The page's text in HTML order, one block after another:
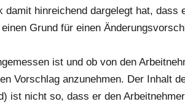
hinreichend dargelegt hat, dass
Grund für einen
ist und ob von den
Vorschlag anzunehmen. Der Inhalt
ist nicht so, dass er den